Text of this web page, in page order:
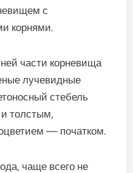
с
корнями.
части корневища
лучевидные
стебель
толстым,
— початком.
чаще всего не